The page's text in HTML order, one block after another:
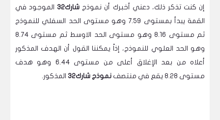
إن كنت تذكر ذلك، دعني أخبرك أن نموذج شارك32
الموجود في
القمة يبدأ بمستوى 7.59 وهو مستوى الحد السفلي للنموذج
ثم مستوى 8.16 وهو مستوى الحد الاوسط ثم مستوى 8.74
وهو الحد العلوي للنموذج، إذاً يمكننا القول أن الهدف المذكور
أعلاه من بعد الإغلاق أعلى من مستوى 6.44 وهو هدف
مستوى 8.28 يقع في منتصف
نموذج شارك32 المذكور.